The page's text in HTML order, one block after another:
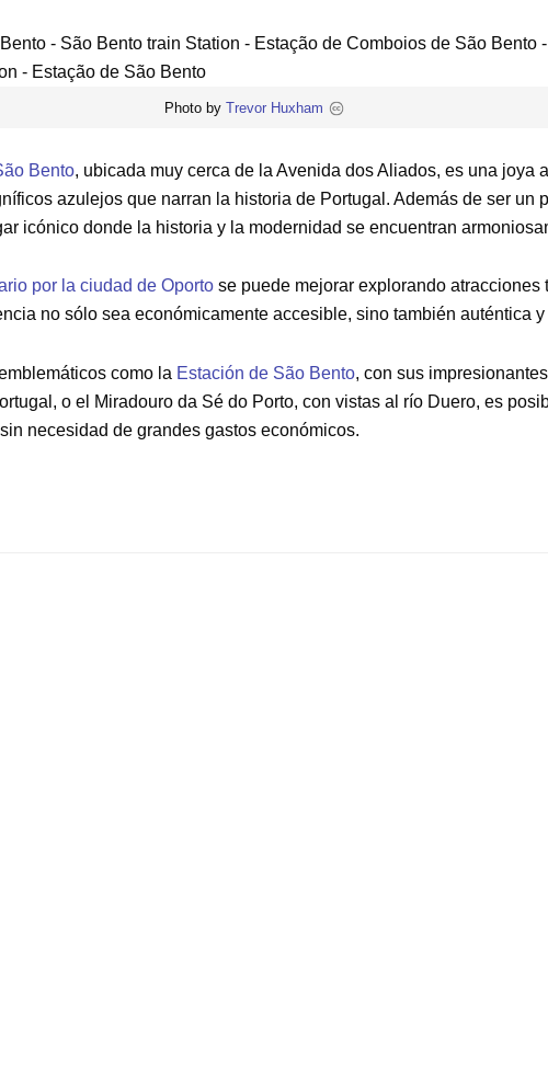
Photo by Trevor Huxham
Bento, ubicada muy cerca de la Avenida dos Aliados, es una joya
azulejos que narran la historia de Portugal. Además de ser un
icónico donde la historia y la modernidad se encuentran
por la ciudad de Oporto se puede mejorar explorando atracciones
no sólo sea económicamente accesible, sino también auténtica
como la Estación de São Bento, con sus
o el Miradouro da Sé do Porto, con vistas al río Duero, es
sin necesidad de grandes gastos económicos.